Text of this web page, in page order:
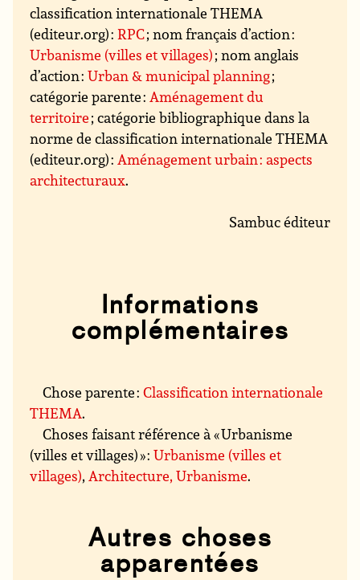
classification internationale THEMA
(editeur.org) :RPC; nom français d’action :
Urbanisme (villes et villages); nom anglais
d’action :Urban & municipal planning;
catégorie parente :Aménagement du
territoire; catégorie bibliographique dans la
norme de classification internationale THEMA
(editeur.org) :Aménagement urbain : aspects
architecturaux.
Sambuc éditeur
Informations
complémentaires
Chose parente :Classification internationale
THEMA.
Choses faisant référence à « Urbanisme
(villes et villages) » :Urbanisme (villes et
villages),Architecture, Urbanisme.
Autres choses
apparentées